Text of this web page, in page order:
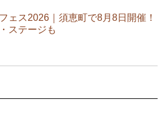
ェス2026｜須恵町で8月8日開催！
ステージも